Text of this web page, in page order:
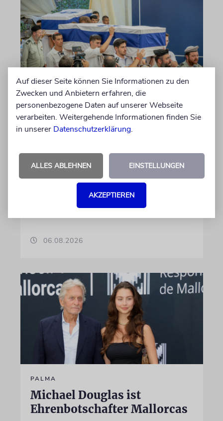
JERUSALEM
Großeltern umgebettet:
Theodor Herzls letzter Wille
ist erfüllt
Die Überreste von Schimon und Rikva Herzl,
Vorfahren väterlicherseits des Zionismus-
Begründers und prägende Gestalten in
Theodor Herzls Jugend, wurden von Serbien
nach Israel überführt und auf dem Herzlberg
06.08.2026
PALMA
Michael Douglas ist
Ehrenbotschafter Mallorcas
Auf dieser Seite können Sie Informationen zu den
Zwecken und Anbietern erfahren, die
personenbezogene Daten auf unserer Webseite
verarbeiten. Weitergehende Informationen finden Sie
in unserer Datenschutzerklärung.
ALLES ABLEHNEN EINSTELLUNGEN
AKZEPTIEREN